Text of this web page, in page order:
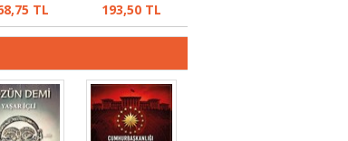
TL 193,50 TL